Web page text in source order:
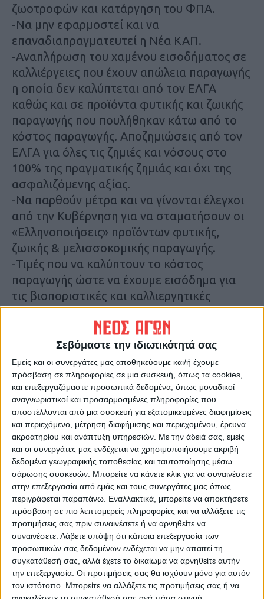
Σεβόμαστε την ιδιωτικότητά σας
Εμείς και οι συνεργάτες μας αποθηκεύουμε και/ή έχουμε
πρόσβαση σε πληροφορίες σε μια συσκευή, όπως τα cookies,
και επεξεργαζόμαστε προσωπικά δεδομένα, όπως μοναδικοί
αναγνωριστικοί και προσαρμοσμένες πληροφορίες που
αποστέλλονται από μια συσκευή για εξατομικευμένες διαφημίσεις
και περιεχόμενο, μέτρηση διαφήμισης και περιεχομένου, έρευνα
ακροατηρίου και ανάπτυξη υπηρεσιών. Με την άδειά σας, εμείς
και οι συνεργάτες μας ενδέχεται να χρησιμοποιήσουμε ακριβή
δεδομένα γεωγραφικής τοποθεσίας και ταυτοποίησης μέσω
σάρωσης συσκευών. Μπορείτε να κάνετε κλικ για να συναινέσετε
στην επεξεργασία από εμάς και τους συνεργάτες μας όπως
περιγράφεται παραπάνω. Εναλλακτικά, μπορείτε να αποκτήσετε
πρόσβαση σε πιο λεπτομερείς πληροφορίες και να αλλάξετε τις
προτιμήσεις σας πριν συναινέσετε ή να αρνηθείτε να
συναινέσετε. Λάβετε υπόψη ότι κάποια επεξεργασία των
προσωπικών σας δεδομένων ενδέχεται να μην απαιτεί τη
συγκατάθεσή σας, αλλά έχετε το δικαίωμα να αρνηθείτε αυτήν
την επεξεργασία. Οι προτιμήσεις σας θα ισχύουν μόνο για αυτόν
τον ιστότοπο. Μπορείτε να αλλάξετε τις προτιμήσεις σας ή να
ζωοτροφών και κατάργηση του ΦΠΑ.
-Να μην εφαρμοστεί και να
επαναδιαπραγματευτεί η Νέα ΚΑΠ.
-Αναπλήρωση του χαμένου εισοδήματος σε
καλλιέργειες που έχουν απώλεια παραγωγής
η οποία δεν καλύπτεται από τον ΕΛΓΑ
καθώς και σε προϊόντα φυτικής και ζωικής
παραγωγής που πουλήθηκαν κάτω από το
κόστος παραγωγής. Αποζημιώσεις από τον
ΕΛΓΑ για όλες τις ζημιές και νόσους στο
100% της πραγματικής ζημιάς και όχι της
ασφαλιζόμενης αξίας.
-Να παρθούν μέτρα και να γίνονται έλεγχοι
από την Κυβέρνηση για να σταματήσουν οι
«Ελληνοποιήσεις» προϊόντων φυτικής,
ζωικής & μελισσοκομικής παραγωγής.
-Τιμές που να καλύπτουν το κόστος
παραγωγής ώστε να έχουμε εισόδημα για
τις βιοποριστικές και καλλιεργητικές
ανάγκες μας.
-Έργα υποδομής για την αντιπλημμυρική
θωράκιση της Χώρας.
Για τη Θεσσαλία:
-Θεωρούμε ως ξεχωριστό και επιτακτικής
σημασίας ζήτημα να μας κοινοποιηθεί
χρονοδιάγραμμα της αποστράγγισης των
παρακαρλίων πλημμυρισμένων χωριών και
χωραφιών. Χρονοδιάγραμμα της
κατασκευής σήραγγας, απαραίτητη για την
αντιπλημμυρική θωράκιση της ευρύτερης
περιοχής, πρώτον για ενδεχόμενες
θεομηνίες τύπου Daniel και δεύτερον για
υγειονομικούς λόγους.
-Ζητούμε να αποζημιώνονται οι
πλημμυρισμένες εκτάσεις καθώς και τα